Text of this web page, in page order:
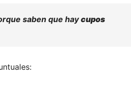
saben que haycupos